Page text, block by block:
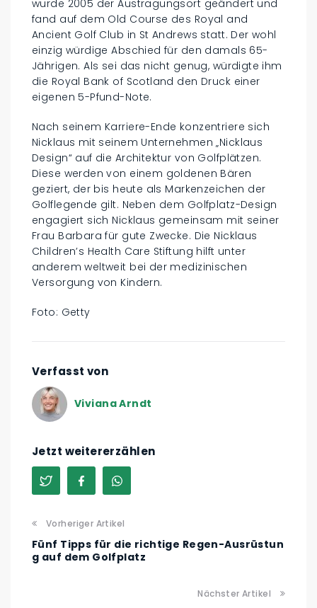
wurde 2005 der Austragungsort geändert und
fand auf dem Old Course des Royal and
Ancient Golf Club in St Andrews statt. Der wohl
einzig würdige Abschied für den damals 65-
Jährigen. Als sei das nicht genug, würdigte ihm
die Royal Bank of Scotland den Druck einer
eigenen 5-Pfund-Note.
Nach seinem Karriere-Ende konzentriere sich
Nicklaus mit seinem Unternehmen „Nicklaus
Design“ auf die Architektur von Golfplätzen.
Diese werden von einem goldenen Bären
geziert, der bis heute als Markenzeichen der
Golflegende gilt. Neben dem Golfplatz-Design
engagiert sich Nicklaus gemeinsam mit seiner
Frau Barbara für gute Zwecke. Die Nicklaus
Children’s Health Care Stiftung hilft unter
anderem weltweit bei der medizinischen
Versorgung von Kindern.
Foto: Getty
Verfasst von
Viviana Arndt
Jetzt weitererzählen
Vorheriger Artikel
Fünf Tipps für die richtige Regen-Ausrüstun
g auf dem Golfplatz
Nächster Artikel